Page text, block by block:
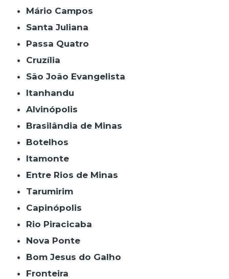
Mário Campos
Santa Juliana
Passa Quatro
Cruzília
São João Evangelista
Itanhandu
Alvinópolis
Brasilândia de Minas
Botelhos
Itamonte
Entre Rios de Minas
Tarumirim
Capinópolis
Rio Piracicaba
Nova Ponte
Bom Jesus do Galho
Fronteira